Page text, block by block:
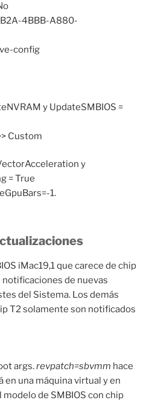
4BBB-A880-
config
y UpdateSMBIOS =
Custom
y
= True
1.
iMac19,1 que carece de chip
de nuevas
del Sistema. Los demás
T2 solamente son notificados
args.revpatch=sbvmm hace
en una máquina virtual y en
de SMBIOS con chip